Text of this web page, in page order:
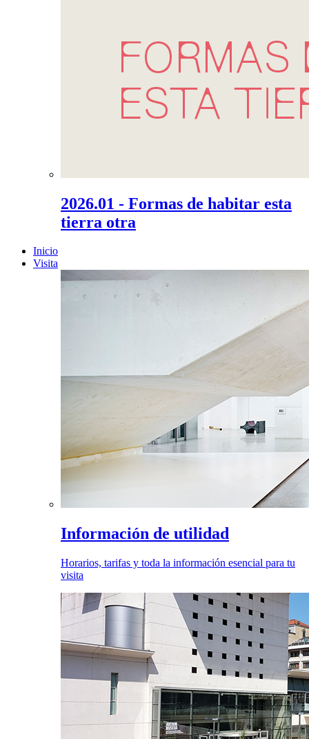
2026.01 - Formas de habitar esta
tierra otra
Inicio
Visita
Información de utilidad
Horarios, tarifas y toda la información esencial para tu
visita